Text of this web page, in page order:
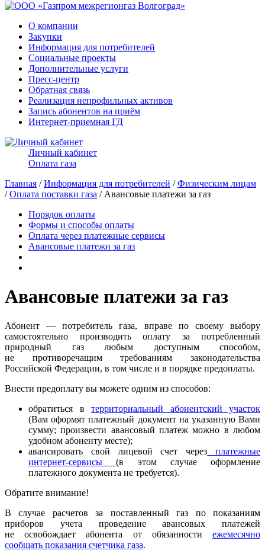
О компании
Закупки
Информация для потребителей
Социальные проекты
Дополнительные услуги
Пресс-центр
Обратная связь
Реализация непрофильных активов
Запись абонентов на приём
Интернет-приемная ГД
Личный кабинет
Оплата газа
Главная /Информация для потребителей /Физическим лицам
/Оплата поставки газа / Авансовые платежи за газ
Порядок оплаты
Формы и способы оплаты
Оплата через платежные сервисы
Авансовые платежи за газ
Авансовые платежи за газ
Абонент — потребитель газа, вправе по своему выбору
самостоятельно производить оплату за потребленный
природный газ любым доступным способом,
не противоречащим требованиям законодательства
Российской Федерации, в том числе и в порядке предоплаты.
Внести предоплату вы можете одним из способов:
обратиться в территориальный абонентский участок
(Вам оформят платежный документ на указанную Вами
сумму; произвести авансовый платеж можно в любом
удобном абоненту месте);
авансировать свой лицевой счет через платежные
интернет-сервисы(в этом случае оформление
платежного документа не требуется).
Обратите внимание!
В случае расчетов за поставленный газ по показаниям
приборов учета проведение авансовых платежей
не освобождает абонента от обязанности ежемесячно
сообщать показания счетчика газа.